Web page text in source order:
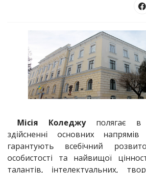
Місія Коледжуполягає в
здійсненні основних
гарантують всебічний
особистості та найвищої
талантів, інтелектуальних,